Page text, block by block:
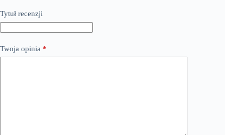
Tytuł recenzji
Twoja opinia *